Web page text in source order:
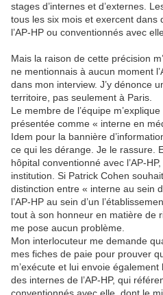
stages d’internes et d’externes.
tous les six mois et exercent dans
l’AP-HP ou conventionnés avec
Mais la raison de cette précision
ne mentionnais à aucun moment
dans mon interview. J’y dénonce
territoire, pas seulement à Paris.
Le membre de l’équipe
présentée comme « interne en
Idem pour la bannière
ce qui les dérange. Je le rassure.
hôpital conventionné avec l’AP-
institution. Si Patrick Cohen
distinction entre « interne au sein
l’AP-HP au sein d’un
tout à son honneur en matière de
me pose aucun problème.
Mon interlocuteur me demande
mes fiches de paie pour prouver
m’exécute et lui envoie
des internes de l’AP-HP, qui